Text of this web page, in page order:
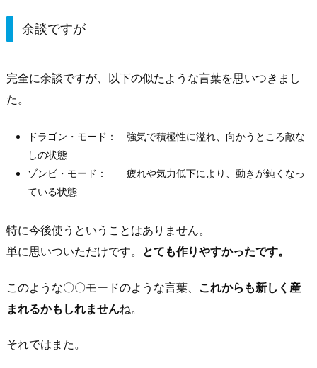
余談ですが
完全に余談ですが、以下の似たような言葉を思いつきまし
た。
ドラゴン・モード： 強気で積極性に溢れ、向かうところ敵な
しの状態
ゾンビ・モード： 疲れや気力低下により、動きが鈍くなっ
ている状態
特に今後使うということはありません。
単に思いついただけです。 とても作りやすかったです。
このような〇〇モードのような言葉、 これからも新しく産
まれるかもしれませんね。
それではまた。